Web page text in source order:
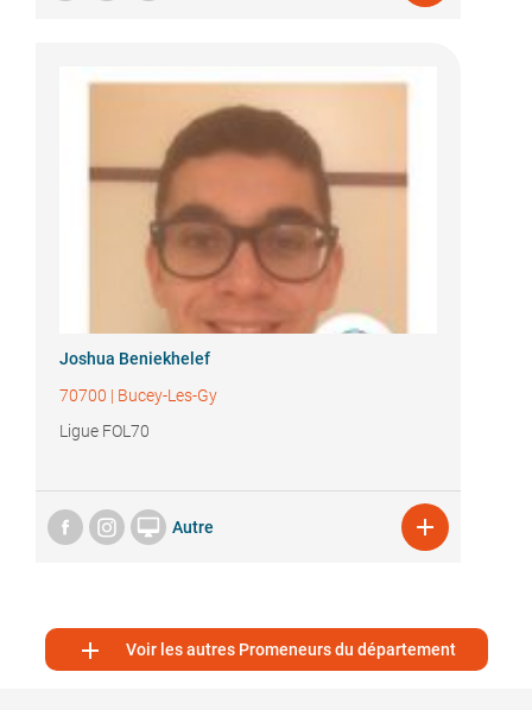
Joshua Beniekhelef
70700 | Bucey-Les-Gy
Ligue FOL70
 Autre 
 Voir les autres Promeneurs du département